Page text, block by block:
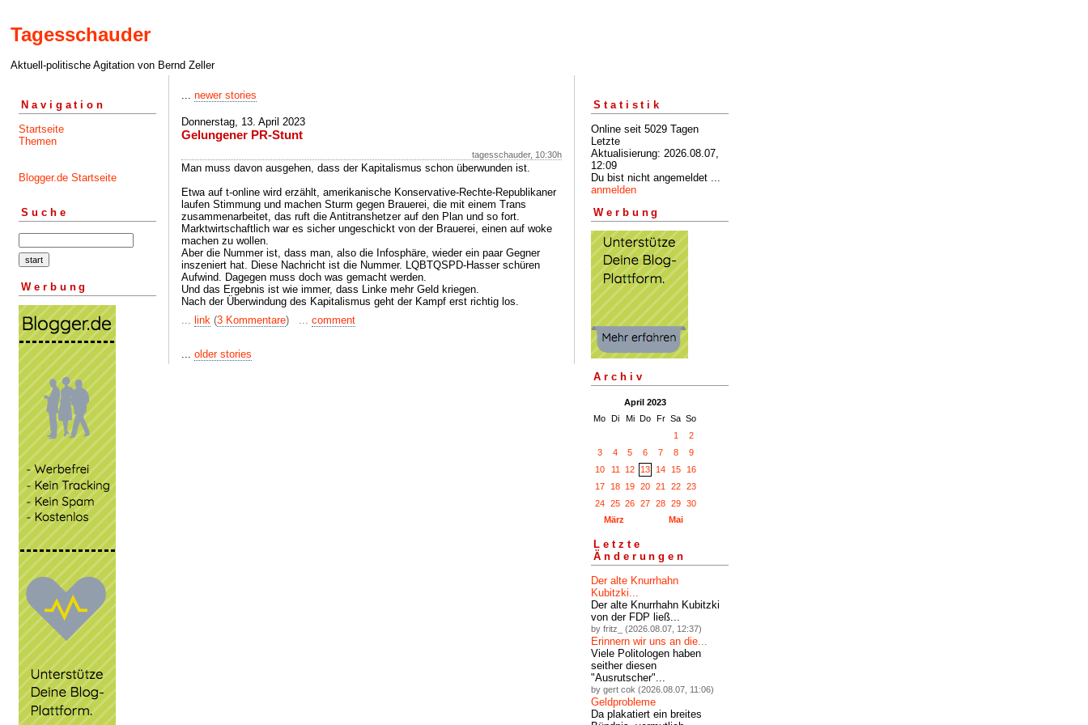
Tagesschauder
Aktuell-politische Agitation von Bernd Zeller
Navigation
Startseite
Themen
Blogger.de Startseite
Suche
Werbung
... newer stories
Donnerstag, 13. April 2023
Gelungener PR-Stunt
tagesschauder, 10:30h
Man muss davon ausgehen, dass der Kapitalismus schon überwunden ist.
Etwa auf t-online wird erzählt, amerikanische Konservative-Rechte-Republikaner
laufen Stimmung und machen Sturm gegen Brauerei, die mit einem Trans
zusammenarbeitet, das ruft die Antitranshetzer auf den Plan und so fort.
Marktwirtschaftlich war es sicher ungeschickt von der Brauerei, einen auf woke
machen zu wollen.
Aber die Nummer ist, dass man, also die Infosphäre, wieder ein paar Gegner
inszeniert hat. Diese Nachricht ist die Nummer. LQBTQSPD-Hasser schüren
Aufwind. Dagegen muss doch was gemacht werden.
Und das Ergebnis ist wie immer, dass Linke mehr Geld kriegen.
Nach der Überwindung des Kapitalismus geht der Kampf erst richtig los.
... link (3 Kommentare) ... comment
... older stories
Statistik
Online seit 5029 Tagen
Letzte
Aktualisierung: 2026.08.07,
12:09
Du bist nicht angemeldet ...
anmelden
Werbung
Archiv
April 2023
Mo Di Mi Do Fr Sa So
1
2
3
4 5 6 7 8
9
10
11 12 13 14 15
16
17
18 19 20 21 22
23
24
25 26 27 28 29
30
März
Mai
Letzte
Änderungen
Der alte Knurrhahn
Kubitzki...
Der alte Knurrhahn Kubitzki
von der FDP ließ...
by fritz_ (2026.08.07, 12:37)
Erinnern wir uns an die...
Viele Politologen haben
seither diesen
"Ausrutscher"...
by gert cok (2026.08.07, 11:06)
Geldprobleme
Da plakatiert ein breites